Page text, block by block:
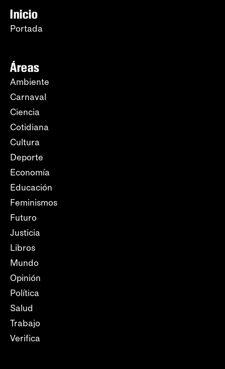
Inicio
Portada
Áreas
Ambiente
Carnaval
Ciencia
Cotidiana
Cultura
Deporte
Economía
Educación
Feminismos
Futuro
Justicia
Libros
Mundo
Opinión
Política
Salud
Trabajo
Verifica